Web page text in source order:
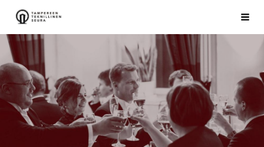
Siirry
sivun
sisältöön
Tampereen Teknillinen Seura ry